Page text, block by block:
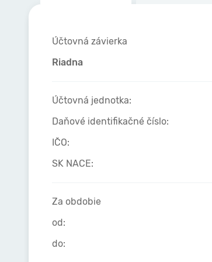
Účtovná závierka
Riadna
Účtovná jednotka:
Daňové identifikačné číslo:
IČO:
SK NACE:
Za obdobie
od:
do: